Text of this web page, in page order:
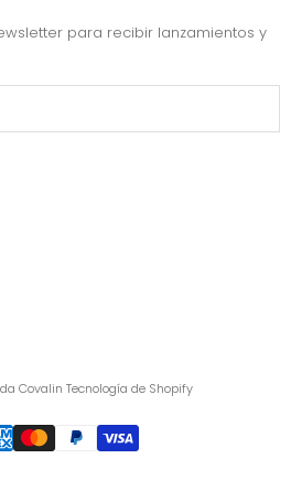
para recibir lanzamientos y
Covalin Tecnología de Shopify